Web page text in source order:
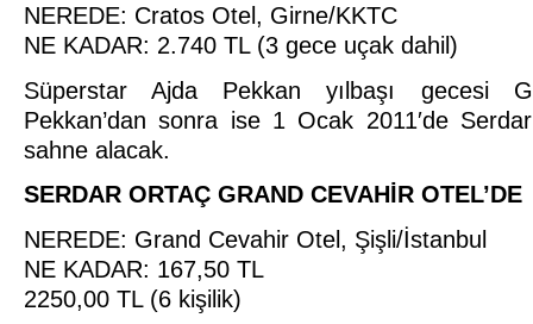
NEREDE: Cratos Otel, Girne/KKTC
NE KADAR: 2.740 TL (3 gece uçak dahil)
Süperstar Ajda Pekkan yılbaşı gecesi
Pekkan’dan sonra ise 1 Ocak 2011′de
sahne alacak.
SERDAR ORTAÇ GRAND CEVAHİR OTEL’DE
NEREDE: Grand Cevahir Otel, Şişli/İstanbul
NE KADAR: 167,50 TL
2250,00 TL (6 kişilik)